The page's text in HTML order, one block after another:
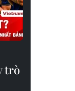
trò